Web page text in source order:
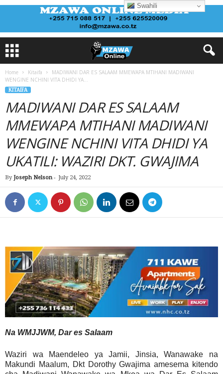
Home Kitaifa
MADIWANI DAR ES SALAAM MMEWAPA MTIHANI MADIWANI
WENGINE NCHINI VITA DHIDI YA...
KITAIFA
MADIWANI DAR ES SALAAM
MMEWAPA MTIHANI MADIWANI
WENGINE NCHINI VITA DHIDI YA
UKATILI: WAZIRI DKT. GWAJIMA
By Joseph Nelson- July 24, 2022
Na WMJJWM, Dar es Salaam
Waziri wa Maendeleo ya Jamii, Jinsia, Wanawake na
Makundi Maalum, Dkt Dorothy Gwajima amesema kitendo
Swahili